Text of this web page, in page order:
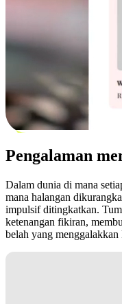
Pengalaman
Dalam dunia di mana
mana halangan
impulsif ditingkatkan.
ketenangan fikiran,
belah yang